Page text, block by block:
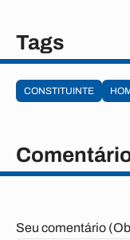
Tags
CONSTITUINTE
Seu comentário